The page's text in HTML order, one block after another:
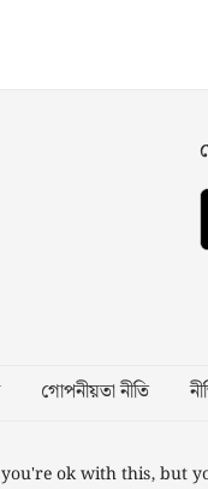
গোপনীয়তা নীতি
ok with this, but